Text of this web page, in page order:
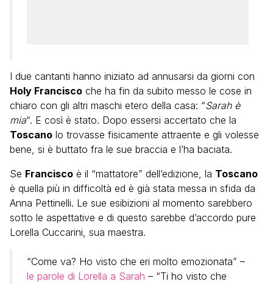
I due cantanti hanno iniziato ad annusarsi da giorni con
Holy Francisco che ha fin da subito messo le cose in
chiaro con gli altri maschi etero della casa: “Sarah è
mia“. E così è stato. Dopo essersi accertato che la
Toscano lo trovasse fisicamente attraente e gli volesse
bene, si è buttato fra le sue braccia e l’ha baciata.
Se Francisco è il “mattatore” dell’edizione, la Toscano
è quella più in difficoltà ed è già stata messa in sfida da
Anna Pettinelli. Le sue esibizioni al momento sarebbero
sotto le aspettative e di questo sarebbe d’accordo pure
Lorella Cuccarini, sua maestra.
“Come va? Ho visto che eri molto emozionata” –
le parole di Lorella a Sarah – “Ti ho visto che